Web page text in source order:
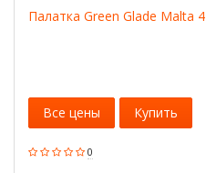
Палатка Green Glade Malta 4
0
Все цены Купить